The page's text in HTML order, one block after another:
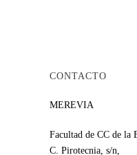
CONTACTO
MEREVIA
Facultad de CC de la
C. Pirotecnia, s/n,